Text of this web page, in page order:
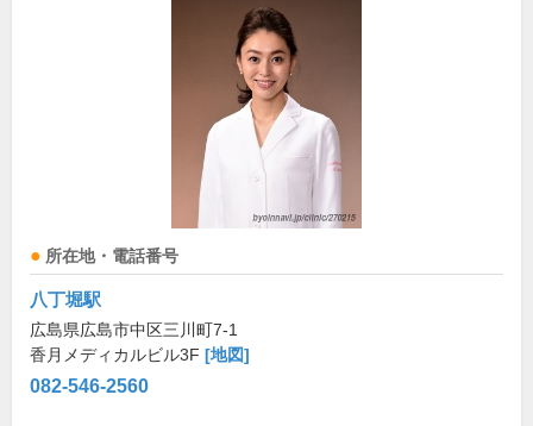
所在地・電話番号
八丁堀駅
広島県広島市中区三川町7-1
香月メディカルビル3F [地図]
082-546-2560